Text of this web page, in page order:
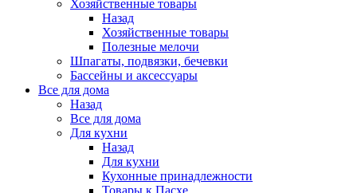
Хозяйственные товары
Назад
Хозяйственные товары
Полезные мелочи
Шпагаты, подвязки, бечевки
Бассейны и аксессуары
Все для дома
Назад
Все для дома
Для кухни
Назад
Для кухни
Кухонные принадлежности
Товары к Пасхе